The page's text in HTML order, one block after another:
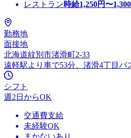
レストラン時給1,250円〜1,300
勤務地
面接地
北海道紋別市渚滑町2-33
遠軽駅より車で53分、渚滑4丁目バ
シフト
週2日からOK
交通費支給
未経験OK
まかないあり